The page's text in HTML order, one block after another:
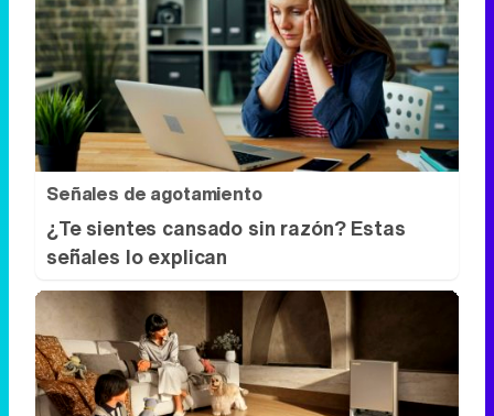
Señales de agotamiento
¿Te sientes cansado sin razón? Estas
señales lo explican